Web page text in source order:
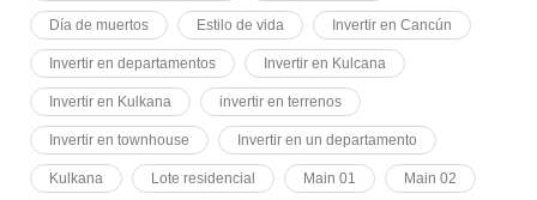
Día de muertos Estilo de vida Invertir en Cancún
Invertir en departamentos Invertir en Kulcana
Invertir en Kulkana invertir en terrenos
Invertir en townhouse Invertir en un departamento
Kulkana Lote residencial Main 01 Main 02